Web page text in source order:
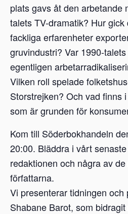
plats gavs åt den arbetande
talets TV-dramatik? Hur
fackliga erfarenheter
gruvindustri? Var 1990-
egentligen
Vilken roll spelade
Storstrejken? Och vad finns
som är grunden för
Kom till Söderbokhandeln
20:00. Bläddra i vårt
redaktionen och några av
författarna.
Vi presenterar tidningen och
Shabane Barot, som